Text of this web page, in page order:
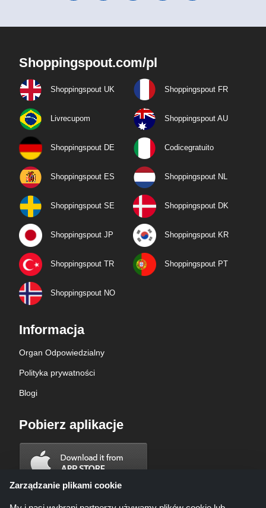
Shoppingspout.com/pl
Shoppingspout UK Shoppingspout FR
Livrecupom Shoppingspout AU
Shoppingspout DE Codicegratuito
Shoppingspout ES Shoppingspout NL
Shoppingspout SE Shoppingspout DK
Shoppingspout JP Shoppingspout KR
Shoppingspout TR Shoppingspout PT
Shoppingspout NO
Informacja
Organ Odpowiedzialny
Polityka prywatności
Blogi
Pobierz aplikacje
Zarządzanie plikami cookie